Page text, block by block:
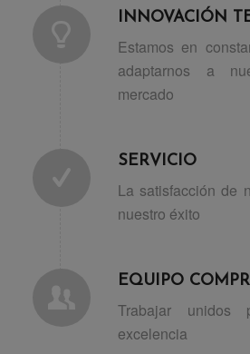
INNOVACIÓN
Estamos en
adaptarnos a
mercado
SERVICIO
La satisfacción de
nuestro éxito
EQUIPO
Trabajar unidos
excelencia